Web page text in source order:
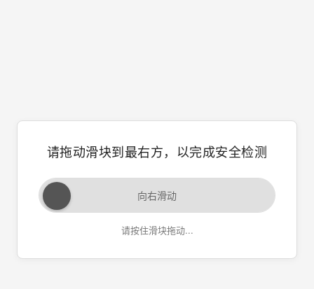
请拖动滑块到最右方，以完成安全检测
向右滑动
请按住滑块拖动...